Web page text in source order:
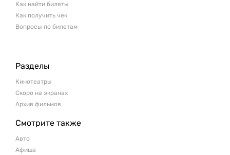
Как найти билеты
Как получить чек
Вопросы по билетам
Разделы
Кинотеатры
Скоро на экранах
Архив фильмов
Смотрите также
Авто
Афиша